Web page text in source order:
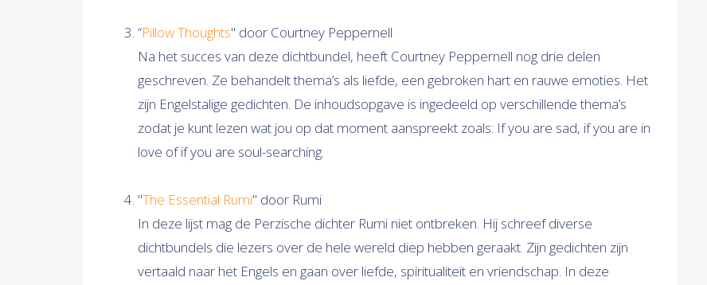
“Pillow Thoughts" door Courtney Peppernell
Na het succes van deze dichtbundel, heeft Courtney Peppernell nog drie delen
geschreven. Ze behandelt thema’s als liefde, een gebroken hart en rauwe emoties. Het
zijn Engelstalige gedichten. De inhoudsopgave is ingedeeld op verschillende thema’s
zodat je kunt lezen wat jou op dat moment aanspreekt zoals: If you are sad, if you are in
love of if you are soul-searching.
"The Essential Rumi" door Rumi
In deze lijst mag de Perzische dichter Rumi niet ontbreken. Hij schreef diverse
dichtbundels die lezers over de hele wereld diep hebben geraakt. Zijn gedichten zijn
vertaald naar het Engels en gaan over liefde, spiritualiteit en vriendschap. In deze